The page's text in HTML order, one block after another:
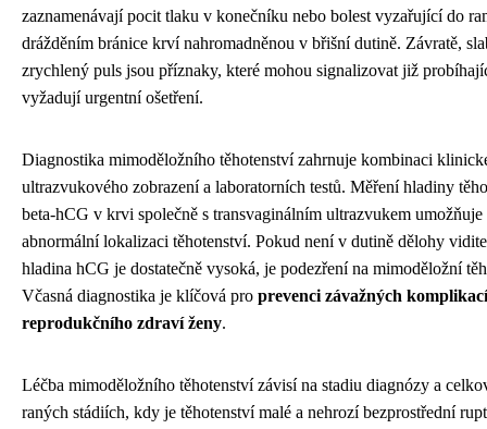
zaznamenávají pocit tlaku v konečníku nebo bolest vyzařující do
drážděním bránice krví nahromadněnou v břišní dutině. Závratě,
zrychlený puls jsou příznaky, které mohou signalizovat již
vyžadují urgentní ošetření.
Diagnostika mimoděložního těhotenství zahrnuje kombinaci
ultrazvukového zobrazení a laboratorních testů. Měření hladiny
beta-hCG v krvi společně s transvaginálním ultrazvukem
abnormální lokalizaci těhotenství. Pokud není v dutině dělohy
hladina hCG je dostatečně vysoká, je podezření na mimoděložní
Včasná diagnostika je klíčová pro prevenci závažných
reprodukčního zdraví ženy.
Léčba mimoděložního těhotenství závisí na stadiu diagnózy a
raných stádiích, kdy je těhotenství malé a nehrozí bezprostřední